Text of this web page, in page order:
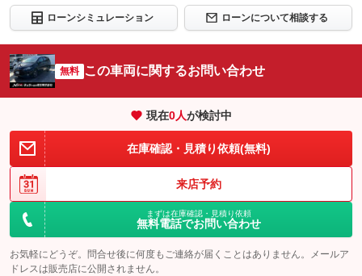
ローンシミュレーション ローンについて相談する
無料 この車両に関するお問い合わせ
現在0人が検討中
在庫確認・見積り依頼(無料)
来店予約
まずは在庫確認・見積り依頼
無料電話でお問い合わせ
お気軽にどうぞ。問合せ後に何度もご連絡が届くことはありません。メールア
ドレスは販売店に公開されません。